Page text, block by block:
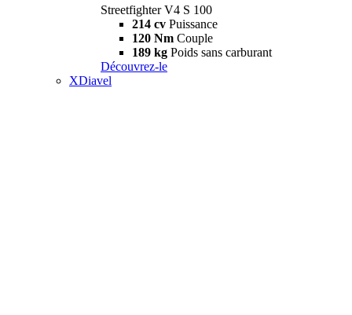
Streetfighter V4 S 100
214 cv Puissance
120 Nm Couple
189 kg Poids sans carburant
Découvrez-le
XDiavel